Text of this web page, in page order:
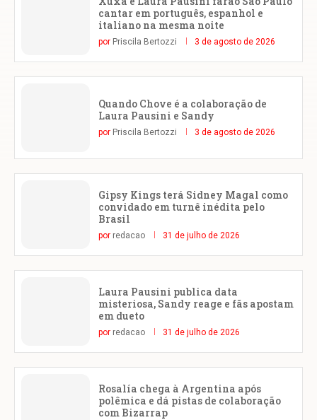
cantar em português, espanhol e
italiano na mesma noite
por Priscila Bertozzi 3 de agosto de 2026
Quando Chove é a colaboração de
Laura Pausini e Sandy
por Priscila Bertozzi 3 de agosto de 2026
Gipsy Kings terá Sidney Magal como
convidado em turnê inédita pelo
Brasil
por redacao 31 de julho de 2026
Laura Pausini publica data
misteriosa, Sandy reage e fãs apostam
em dueto
por redacao 31 de julho de 2026
Rosalía chega à Argentina após
polêmica e dá pistas de colaboração
com Bizarrap